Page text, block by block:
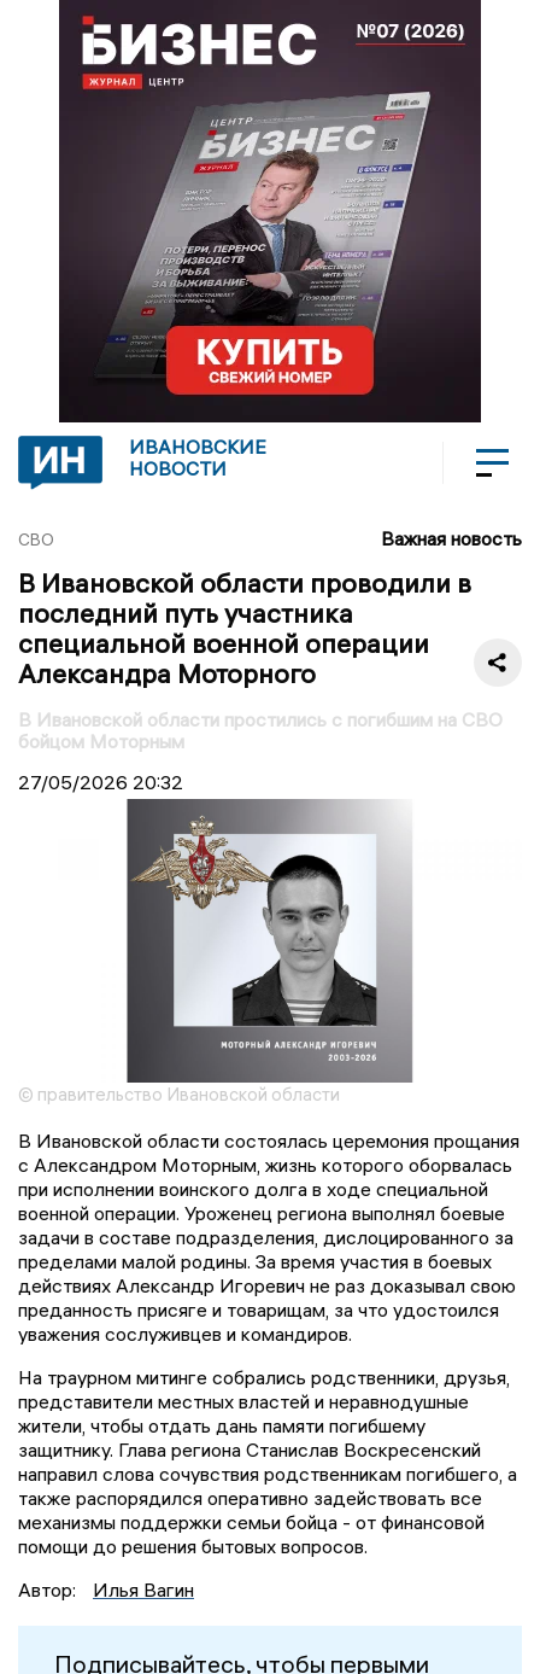
ИВАНОВСКИЕ
НОВОСТИ
СВО Важная новость
В Ивановской области проводили в
последний путь участника
специальной военной операции
Александра Моторного
В Ивановской области простились с погибшим на СВО
бойцом Моторным
27/05/2026 20:32
© правительство Ивановской области
В Ивановской области состоялась церемония прощания
с Александром Моторным, жизнь которого оборвалась
при исполнении воинского долга в ходе специальной
военной операции. Уроженец региона выполнял боевые
задачи в составе подразделения, дислоцированного за
пределами малой родины. За время участия в боевых
действиях Александр Игоревич не раз доказывал свою
преданность присяге и товарищам, за что удостоился
уважения сослуживцев и командиров.
На траурном митинге собрались родственники, друзья,
представители местных властей и неравнодушные
жители, чтобы отдать дань памяти погибшему
защитнику. Глава региона Станислав Воскресенский
направил слова сочувствия родственникам погибшего, а
также распорядился оперативно задействовать все
механизмы поддержки семьи бойца - от финансовой
помощи до решения бытовых вопросов.
Автор:
Илья Вагин
Подписывайтесь, чтобы первыми